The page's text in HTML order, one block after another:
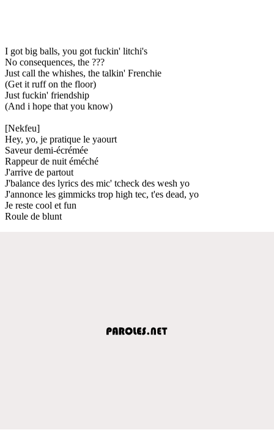
I got big balls, you got fuckin' litchi's
No consequences, the ???
Just call the whishes, the talkin' Frenchie
(Get it ruff on the floor)
Just fuckin' friendship
(And i hope that you know)
[Nekfeu]
Hey, yo, je pratique le yaourt
Saveur demi-écrémée
Rappeur de nuit éméché
J'arrive de partout
J'balance des lyrics des mic' tcheck des wesh yo
J'annonce les gimmicks trop high tec, t'es dead, yo
Je reste cool et fun
Roule de blunt